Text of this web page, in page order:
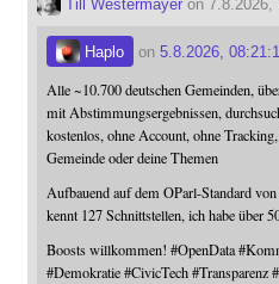
Till Westermayeron 7.8.2026,
Haplo on 5.8.2026,
Alle ~10.700 deutschen Gemeinden,
mit Abstimmungsergebnissen,
kostenlos, ohne Account, ohne
Gemeinde oder deine Themen
Aufbauend auf dem OParl-Standard von
kennt 127 Schnittstellen, ich habe über
Boosts willkommen! #OpenData #
#Demokratie #CivicTech #Transparenz #